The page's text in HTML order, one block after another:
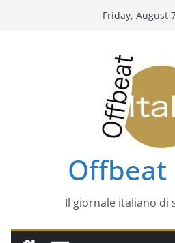
Friday, August
Offbeat
Il giornale italiano di